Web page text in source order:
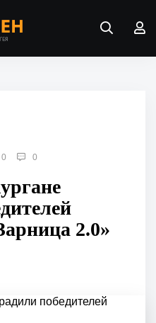
0 0
2.0»